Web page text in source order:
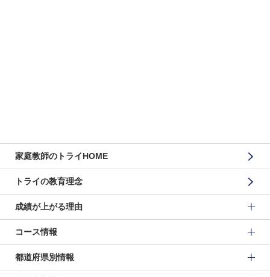
家庭教師のトライHOME
トライの教育理念
成績が上がる理由
コース情報
都道府県別情報